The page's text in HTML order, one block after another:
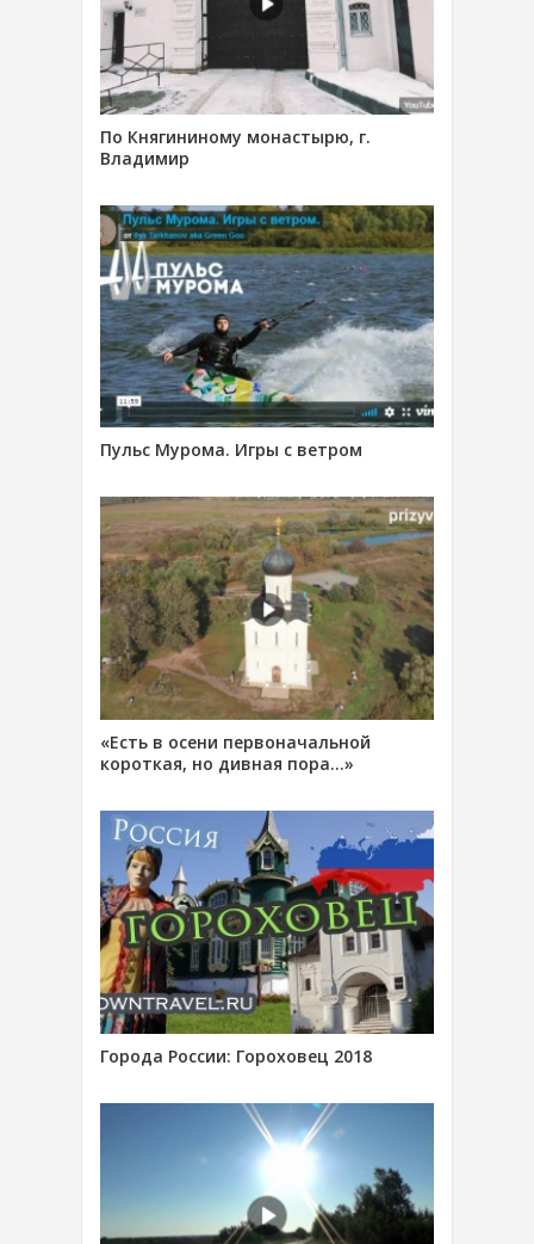
По Княгининому монастырю, г.
Владимир
Пульс Мурома. Игры с ветром
«Есть в осени первоначальной
короткая, но дивная пора…»
Города России: Гороховец 2018